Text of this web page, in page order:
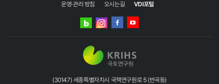
운영·관리 방침
오시는길 VDI포털
네이버
인스타그램
(30147) 세종특별자치시 국책연구원로 5 (반곡동)